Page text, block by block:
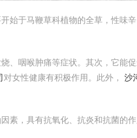
始于马鞭草科植物的全草，性味
、咽喉肿痛等症状。其次，它能促
对女性健康有积极作用。此外， 沙
素，具有抗氧化、抗炎和抗菌的